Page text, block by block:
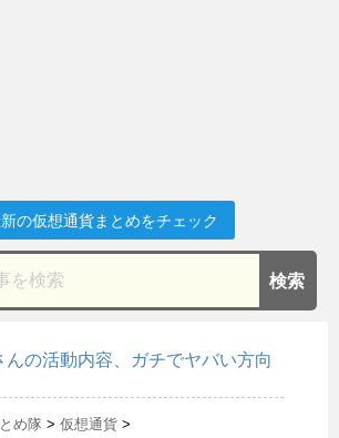
の仮想通貨まとめをチェック
んの活動内容、ガチでヤバい方向
め隊 > 仮想通貨 >